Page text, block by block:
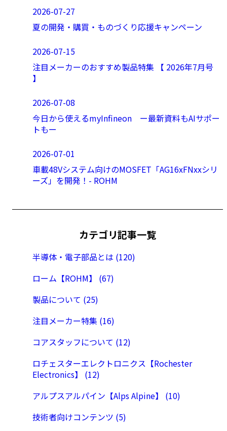
2026-07-27
夏の開発・購買・ものづくり応援キャンペーン
2026-07-15
注目メーカーのおすすめ製品特集 【 2026年7月号
】
2026-07-08
今日から使えるmyInfineon ー最新資料もAIサポー
トもー
2026-07-01
車載48Vシステム向けのMOSFET「AG16xFNxxシリ
ーズ」を開発！- ROHM
カテゴリ記事一覧
半導体・電子部品とは (120)
ローム【ROHM】 (67)
製品について (25)
注目メーカー特集 (16)
コアスタッフについて (12)
ロチェスターエレクトロニクス【Rochester
Electronics】 (12)
アルプスアルパイン【Alps Alpine】 (10)
技術者向けコンテンツ (5)